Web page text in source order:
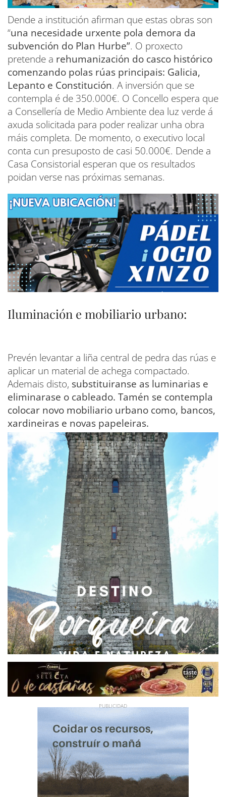
Dende a institución afirman que estas obras son
“una necesidade urxente pola demora da
subvención do Plan Hurbe”. O proxecto
pretende a rehumanización do casco histórico
comenzando polas rúas principais: Galicia,
Lepanto e Constitución. A inversión que se
contempla é de 350.000€. O Concello espera que
a Consellería de Medio Ambiente dea luz verde á
axuda solicitada para poder realizar unha obra
máis completa. De momento, o executivo local
conta cun presuposto de casi 50.000€. Dende a
Casa Consistorial esperan que os resultados
poidan verse nas próximas semanas.
Iluminación e mobiliario urbano:
Prevén levantar a liña central de pedra das rúas e
aplicar un material de achega compactado.
Ademais disto, substituiranse as luminarias e
eliminarase o cableado. Tamén se contempla
colocar novo mobiliario urbano como, bancos,
xardineiras e novas papeleiras.